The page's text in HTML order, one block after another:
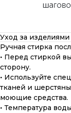
Уход за изделиями
Ручная стирка
• Перед стиркой
сторону.
• Используйте
тканей и
моющие средства.
• Температура